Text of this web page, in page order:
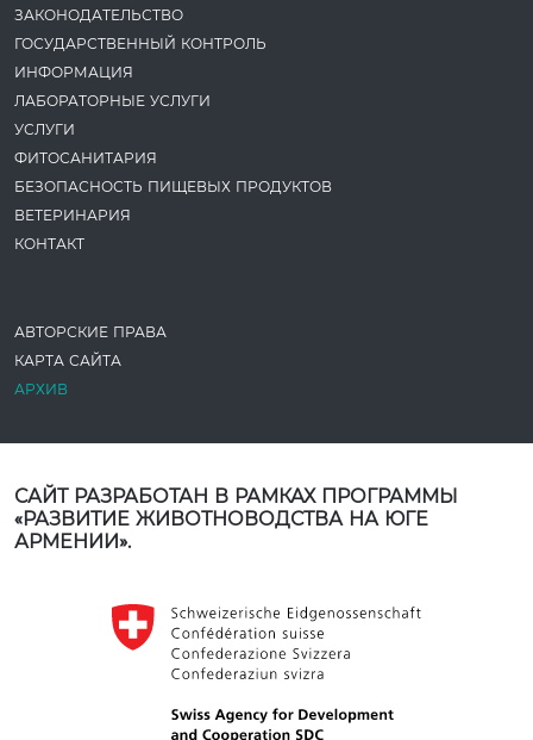
ЗАКОНОДАТЕ­ЛЬСТВО
ГОСУДАРСТВЕННЫЙ КОНТРОЛЬ
ИНФОРМАЦИЯ
ЛАБОРАТОРНЫЕ УСЛУГИ
УСЛУГИ
ФИТОСАНИТАРИЯ
БЕЗОПАСНОСТЬ ПИЩЕВЫХ ПРОДУКТОВ
ВЕТЕРИНАРИЯ
КОНТАКТ
АВТОРСКИЕ ПРАВА
КАРТА САЙТА
АРХИВ
САЙТ РАЗРАБОТАН В РАМКАХ ПРОГРАММЫ
«РАЗВИТИЕ ЖИВОТНОВОДСТВА НА ЮГЕ
АРМЕНИИ».